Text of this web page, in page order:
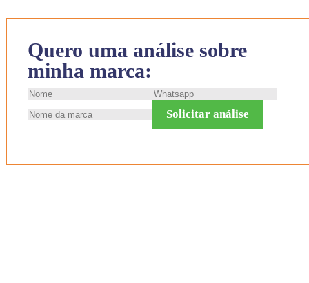
Quero uma análise sobre
minha marca:
Solicitar análise